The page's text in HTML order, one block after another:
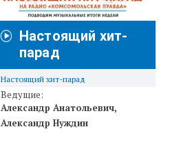
Настоящий хит-
парад
Настоящий хит-парад
Ведущие:
Александр Анатольевич
Александр Нуждин